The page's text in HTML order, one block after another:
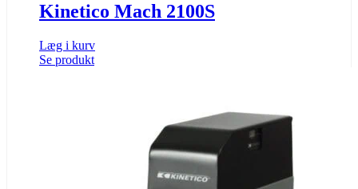
Kinetico Mach 2100S
Læg i kurv
Se produkt